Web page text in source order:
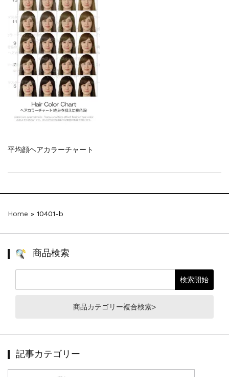
2026年度夏季・シルバーウィーク休業の...
新着情報
2025.3.11
【新商品】厚口ヘアカラーチャートA4サイ...
新着情報
2024.7.2
9月24日頃よりオンラインショップの送料...
新着情報
2024.4.10
在庫処分セールのお知らせ【なくなり次第終...
新着情報
2024.4.9
一部ヘアカラーチャートのお値引きを行いま...
平均顔ヘアカラーチャート
Home » 10401-b
商品検索
商品カテゴリー複合検索>
記事カテゴリー